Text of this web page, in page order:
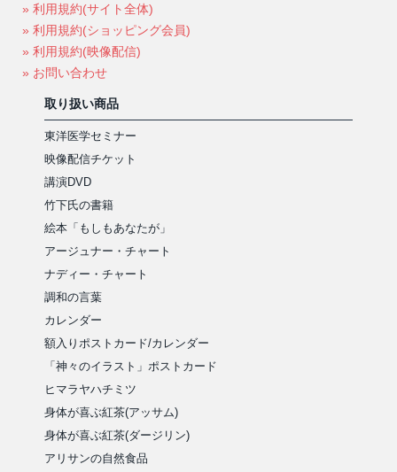
» 利用規約(サイト全体)
» 利用規約(ショッピング会員)
» 利用規約(映像配信)
» お問い合わせ
取り扱い商品
東洋医学セミナー
映像配信チケット
講演DVD
竹下氏の書籍
絵本「もしもあなたが」
アージュナー・チャート
ナディー・チャート
調和の言葉
カレンダー
額入りポストカード/カレンダー
「神々のイラスト」ポストカード
ヒマラヤハチミツ
身体が喜ぶ紅茶(アッサム)
身体が喜ぶ紅茶(ダージリン)
アリサンの自然食品